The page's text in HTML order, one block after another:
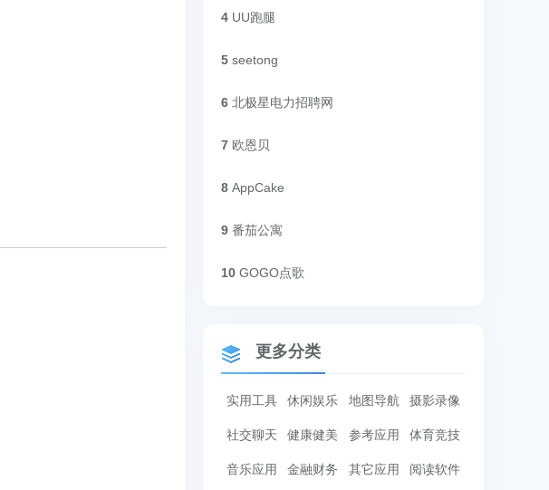
4 UU跑腿
5 seetong
6 北极星电力招聘网
7 欧恩贝
8 AppCake
9 番茄公寓
10 GOGO点歌
更多分类
实用工具 休闲娱乐 地图导航 摄影录像
社交聊天 健康健美 参考应用 体育竞技
音乐应用 金融财务 其它应用 阅读软件